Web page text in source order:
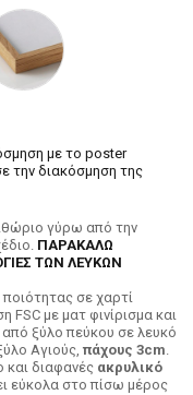
με το poster
την διακόσμηση της
γύρω από την
ΠΑΡΑΚΑΛΩ
ΤΩΝ ΛΕΥΚΩΝ
σε χαρτί
FSC με ματ φινίρισμα και
από ξύλο πεύκου σε λευκό
Αγιούς, πάχους 3cm.
και διαφανές ακρυλικό
εύκολα στο πίσω μέρος